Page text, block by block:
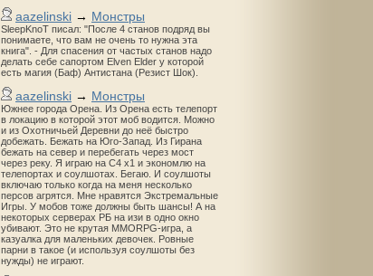
aazelinski → Монстры
SleepKnoT писал: "После 4 станов подряд вы
понимаете, что вам не очень то нужна эта
книга". - Для спасения от частых станов надо
делать себе сапортом Elven Elder у которой
есть магия (Баф) Антистана (Резист Шок).
aazelinski → Монстры
Южнее города Орена. Из Орена есть телепорт
в локацию в которой этот моб водится. Можно
и из Охотничьей Деревни до неё быстро
добежать. Бежать на Юго-Запад. Из Гирана
бежать на север и перебегать через мост
через реку. Я играю на С4 х1 и экономлю на
телепортах и соулшотах. Бегаю. И соулшоты
включаю только когда на меня несколько
персов агрятся. Мне нравятся Экстремальные
Игры. У мобов тоже должны быть шансы! А на
некоторых серверах РБ на изи в одно окно
убивают. Это не крутая MMORPG-игра, а
казуалка для маленьких девочек. Ровные
парни в такое (и используя соулшоты без
нужды) не играют.